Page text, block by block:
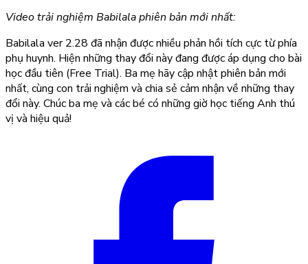
Video trải nghiệm Babilala phiên bản mới nhất:
Babilala ver 2.28 đã nhận được nhiều phản hồi tích cực từ phía
phụ huynh. Hiện những thay đổi này đang được áp dụng cho bài
học đầu tiên (Free Trial). Ba mẹ hãy cập nhật phiên bản mới
nhất, cùng con trải nghiệm và chia sẻ cảm nhận về những thay
đổi này. Chúc ba mẹ và các bé có những giờ học tiếng Anh thú
vị và hiệu quả!